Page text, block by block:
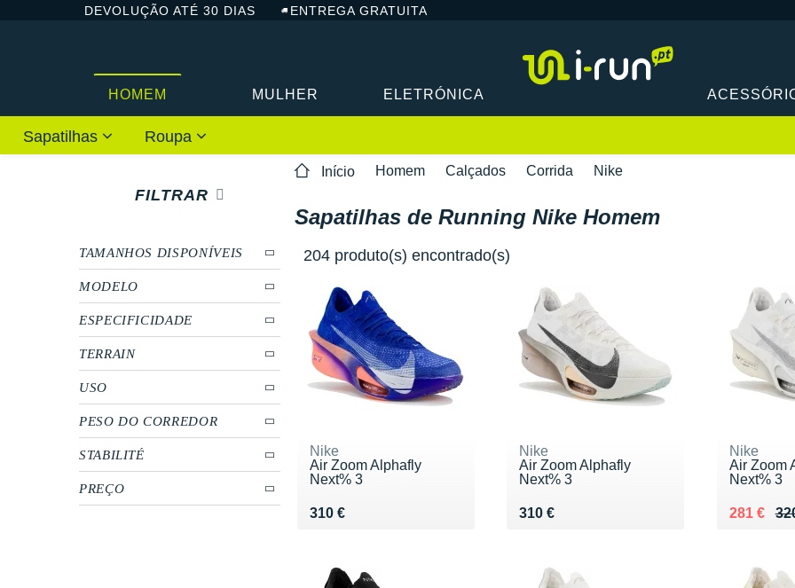
DEVOLUÇÃO ATÉ 30 DIAS ENTREGA GRATUITA
HOMEM MULHER ELETRÓNICA
Sapatilhas Roupa
Início Homem Calçados Corrida Nike
FILTRAR
TAMANHOS DISPONÍVEIS
MODELO
ESPECIFICIDADE
TERRAIN
USO
PESO DO CORREDOR
STABILITÉ
PREÇO
Sapatilhas de Running Nike Homem
204 produto(s) encontrado(s)
Nike
Air Zoom Alphafly
Next% 3
310 €
Vendu 310 €
Nike
Air Zoom Alphafly
Next% 3
310 €
Vendu 310 €
Nike
Air Zoom
Next% 3
Au lieu de
281 €
Vendu